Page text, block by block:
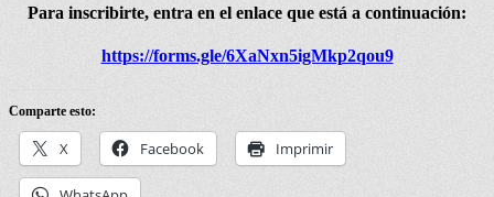
Para inscribirte, entra en el enlace que está a continuación:
https://forms.gle/6XaNxn5igMkp2qou9
Comparte esto:
X Facebook Imprimir